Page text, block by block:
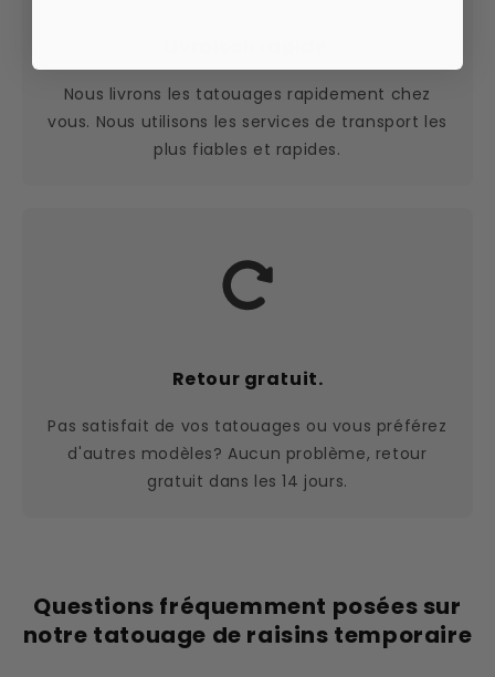
Nous livrons les tatouages rapidement chez
vous. Nous utilisons les services de transport les
plus fiables et rapides.
Retour gratuit.
Pas satisfait de vos tatouages ou vous préférez
d'autres modèles? Aucun problème, retour
gratuit dans les 14 jours.
Questions fréquemment posées sur
notre tatouage de raisins temporaire